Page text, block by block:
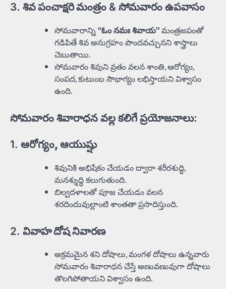
3. శివ పంచాక్షరి మంత్రం & సోమవారం ఉపవాసం
సోమవారాన్ని“ఓం నమః శివాయ”మంత్రజపంతో
గడిపితే శివ అనుగ్రహం పొందవచ్చునని శాస్త్రాలు
చెబుతాయి.
సోమవారం శివుని వ్రతం వలన శాంతి, ఆరోగ్యం,
సంపద, కుటుంబ సౌభాగ్యం లభిస్తాయని విశ్వాసం
ఉంది.
సోమవారం శివారాధన వల్ల కలిగే ప్రయోజనాలు:
1. ఆరోగ్యం, ఆయుష్షు
శివునికి అభిషేకం చేయడం ద్వారా శరీరశుద్ధి,
మనశ్శుద్ధి కలుగుతుంది.
బిల్వదళాలతో పూజ చేయడం వలన
శరదిందువుల్లాంటి శాంతతా ప్రసాదిస్తుంది.
2. వివాహ దోష నివారణ
అక్రమమైన శని దోషాలు, మంగళ దోషాలు ఉన్నవారు
సోమవారం శివారాధన చేస్తే అణువణువుగా దోషాలు
తొలగిపోతాయని విశ్వాసం ఉంది.